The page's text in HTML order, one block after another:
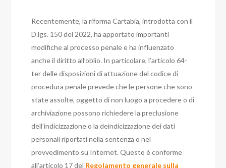
Recentemente, la riforma Cartabia, introdotta con il
D.lgs. 150 del 2022, ha apportato importanti
modifiche al processo penale e ha influenzato
anche il diritto all’oblio. In particolare, l’articolo 64-
ter delle disposizioni di attuazione del codice di
procedura penale prevede che le persone che sono
state assolte, oggetto di non luogo a procedere o di
archiviazione possono richiedere la preclusione
dell’indicizzazione o la deindicizzazione dei dati
personali riportati nella sentenza o nel
provvedimento su Internet. Questo è conforme
all’articolo 17 del Regolamento generale sulla